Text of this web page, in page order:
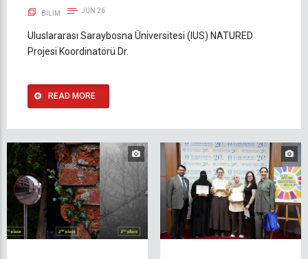
BILIM JUN 26
Uluslararası Saraybosna Üniversitesi (IUS) NATURED
Projesi Koordinatörü Dr.
READ MORE